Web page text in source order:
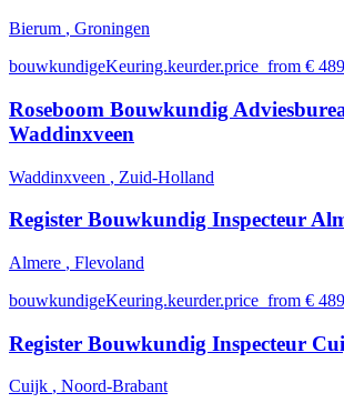
Bierum , Groningen
bouwkundigeKeuring.keurder.price_from € 489
Roseboom Bouwkundig
Waddinxveen
Waddinxveen , Zuid-Holland
Register Bouwkundig Inspecteur
Almere , Flevoland
bouwkundigeKeuring.keurder.price_from € 489
Register Bouwkundig Inspecteur
Cuijk , Noord-Brabant